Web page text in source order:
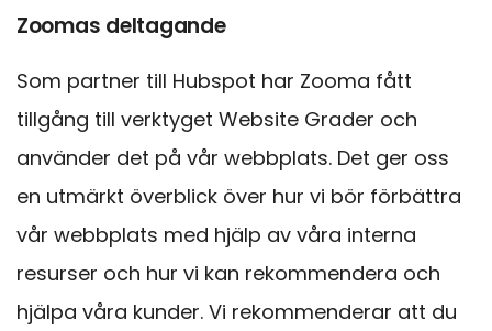
Zoomas deltagande
Som partner till Hubspot har Zooma fått
tillgång till verktyget Website Grader och
använder det på vår webbplats. Det ger oss
en utmärkt överblick över hur vi bör förbättra
vår webbplats med hjälp av våra interna
resurser och hur vi kan rekommendera och
hjälpa våra kunder. Vi rekommenderar att du